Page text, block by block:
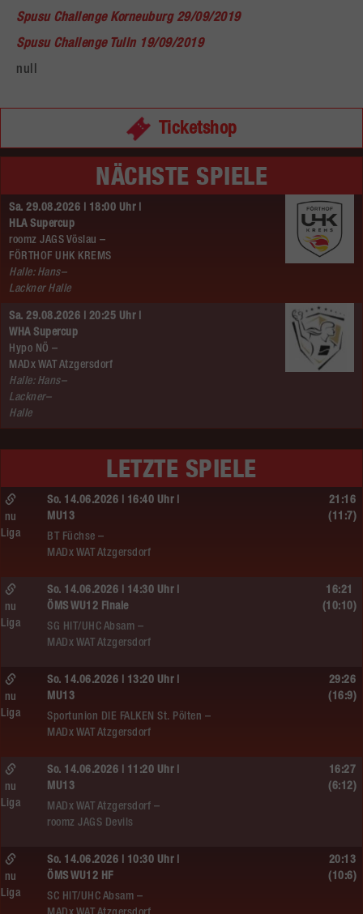
Spusu Challenge Korneuburg 29/09/2019
Spusu Challenge Tulln 19/09/2019
null
Ticketshop
NÄCHSTE SPIELE
Sa. 29.08.2026 | 18:00 Uhr |
HLA Supercup
roomz JAGS Vöslau –
FÖRTHOF UHK KREMS
Halle: Hans–
Lackner Halle
Sa. 29.08.2026 | 20:25 Uhr |
WHA Supercup
Hypo NÖ –
MADx WAT Atzgersdorf
Halle: Hans–
Lackner–
Halle
LETZTE SPIELE
So. 14.06.2026 | 16:40 Uhr |
MU13
BT Füchse –
MADx WAT Atzgersdorf
nu
Liga
21:16
(11:7)
So. 14.06.2026 | 14:30 Uhr |
ÖMS WU12 Finale
SG HIT/UHC Absam –
MADx WAT Atzgersdorf
nu
Liga
16:21
(10:10)
So. 14.06.2026 | 13:20 Uhr |
MU13
Sportunion DIE FALKEN St. Pölten –
MADx WAT Atzgersdorf
nu
Liga
29:26
(16:9)
So. 14.06.2026 | 11:20 Uhr |
MU13
MADx WAT Atzgersdorf –
roomz JAGS Devils
nu
Liga
16:27
(6:12)
So. 14.06.2026 | 10:30 Uhr |
ÖMS WU12 HF
SC HIT/UHC Absam –
nu
Liga
20:13
(10:6)